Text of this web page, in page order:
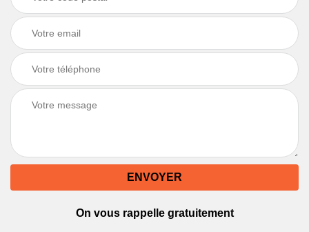
On vous rappelle gratuitement